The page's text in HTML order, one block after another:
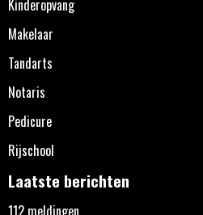
Kinderopvang
Makelaar
Tandarts
Notaris
Pedicure
Rijschool
Laatste berichten
112 meldingen